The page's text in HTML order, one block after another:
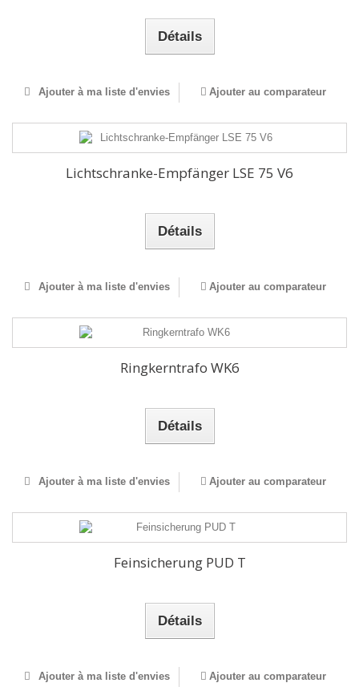
Détails
Ajouter à ma liste d'envies Ajouter au comparateur
Lichtschranke-Empfänger LSE 75 V6
Détails
Ajouter à ma liste d'envies Ajouter au comparateur
Ringkerntrafo WK6
Détails
Ajouter à ma liste d'envies Ajouter au comparateur
Feinsicherung PUD T
Détails
Ajouter à ma liste d'envies Ajouter au comparateur